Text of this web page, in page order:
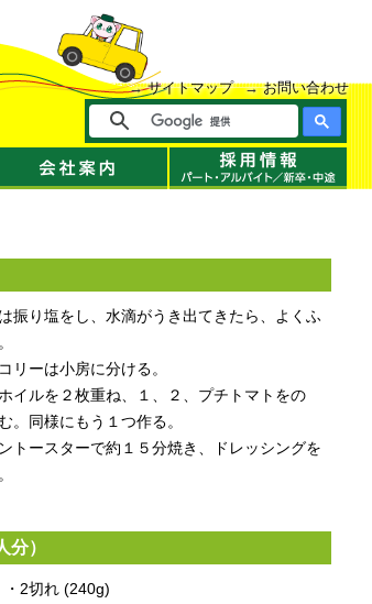
サイトマップ お問い合わせ
振り塩をし、水滴がうき出てきたら、よくふ
リーは小房に分ける。
イルを２枚重ね、１、２、プチトマトをの
。同様にもう１つ作る。
トースターで約１５分焼き、ドレッシングを
分）
・2切れ (240g)